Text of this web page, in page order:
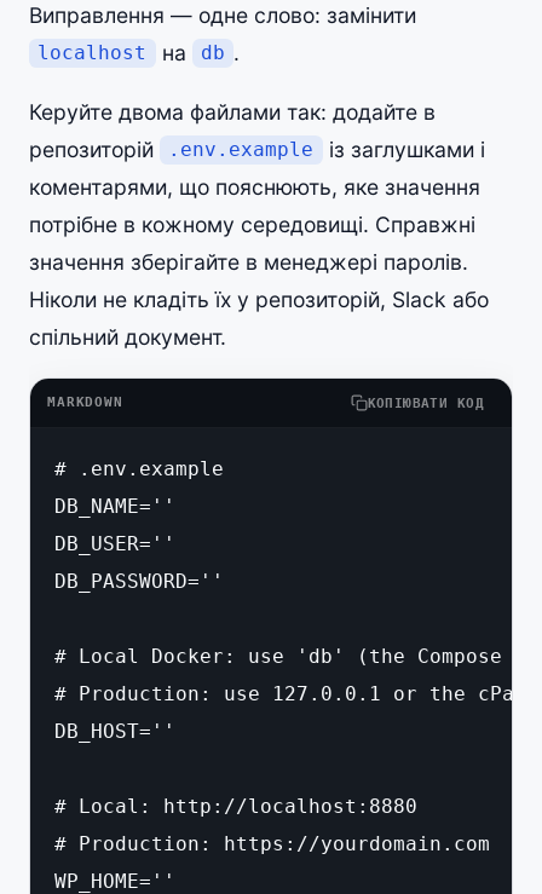
Виправлення — одне слово: замінити
localhost на db .
Керуйте двома файлами так: додайте в
репозиторій
.env.example
із заглушками і
коментарями, що пояснюють, яке значення
потрібне в кожному середовищі. Справжні
значення зберігайте в менеджері паролів.
Ніколи не кладіть їх у репозиторій, Slack або
спільний документ.
MARKDOWN КОПІЮВАТИ КОД
# .env.example
DB_NAME=''
DB_USER=''
DB_PASSWORD=''
# Local Docker: use 'db' (the Compose
# Production: use 127.0.0.1 or the
DB_HOST=''
# Local: http://localhost:8880
# Production: https://yourdomain.com
WP_HOME=''